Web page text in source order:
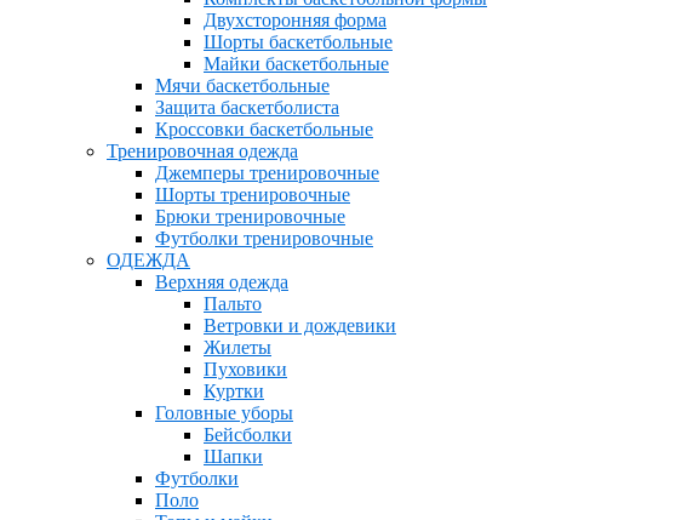
Двухсторонняя форма
Шорты баскетбольные
Майки баскетбольные
Мячи баскетбольные
Защита баскетболиста
Кроссовки баскетбольные
Тренировочная одежда
Джемперы тренировочные
Шорты тренировочные
Брюки тренировочные
Футболки тренировочные
ОДЕЖДА
Верхняя одежда
Пальто
Ветровки и дождевики
Жилеты
Пуховики
Куртки
Головные уборы
Бейсболки
Шапки
Футболки
Поло